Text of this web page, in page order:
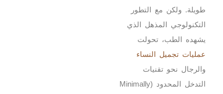
طويلة. ولكن مع التطور
التكنولوجي المذهل الذي
يشهده الطب، تحولت
عمليات تجميل النساء
والرجال نحو تقنيات
التدخل المحدود (Minimally